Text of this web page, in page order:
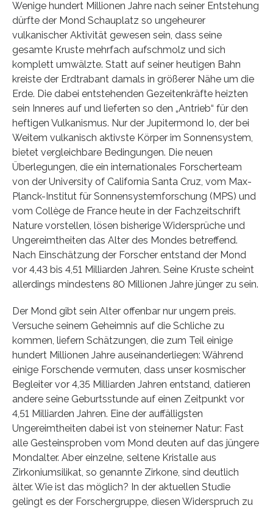
Wenige hundert Millionen Jahre nach seiner Entstehung
dürfte der Mond Schauplatz so ungeheurer
vulkanischer Aktivität gewesen sein, dass seine
gesamte Kruste mehrfach aufschmolz und sich
komplett umwälzte. Statt auf seiner heutigen Bahn
kreiste der Erdtrabant damals in größerer Nähe um die
Erde. Die dabei entstehenden Gezeitenkräfte heizten
sein Inneres auf und lieferten so den „Antrieb“ für den
heftigen Vulkanismus. Nur der Jupitermond Io, der bei
Weitem vulkanisch aktivste Körper im Sonnensystem,
bietet vergleichbare Bedingungen. Die neuen
Überlegungen, die ein internationales Forscherteam
von der University of California Santa Cruz, vom Max-
Planck-Institut für Sonnensystemforschung (MPS) und
vom Collège de France heute in der Fachzeitschrift
Nature vorstellen, lösen bisherige Widersprüche und
Ungereimtheiten das Alter des Mondes betreffend.
Nach Einschätzung der Forscher entstand der Mond
vor 4,43 bis 4,51 Milliarden Jahren. Seine Kruste scheint
allerdings mindestens 80 Millionen Jahre jünger zu sein.
Der Mond gibt sein Alter offenbar nur ungern preis.
Versuche seinem Geheimnis auf die Schliche zu
kommen, liefern Schätzungen, die zum Teil einige
hundert Millionen Jahre auseinanderliegen: Während
einige Forschende vermuten, dass unser kosmischer
Begleiter vor 4,35 Milliarden Jahren entstand, datieren
andere seine Geburtsstunde auf einen Zeitpunkt vor
4,51 Milliarden Jahren. Eine der auffälligsten
Ungereimtheiten dabei ist von steinerner Natur: Fast
alle Gesteinsproben vom Mond deuten auf das jüngere
Mondalter. Aber einzelne, seltene Kristalle aus
Zirkoniumsilikat, so genannte Zirkone, sind deutlich
älter. Wie ist das möglich? In der aktuellen Studie
gelingt es der Forschergruppe, diesen Widerspruch zu